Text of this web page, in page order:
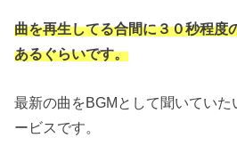
曲を再生してる合間に３０秒程度
あるぐらいです。
最新の曲をBGMとして聞いてい
ービスです。